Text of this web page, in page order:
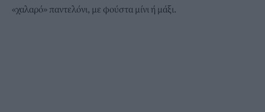
«χαλαρό» παντελόνι, με φούστα μίνι ή μάξι.